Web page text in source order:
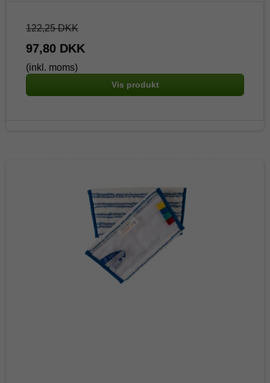
122,25 DKK
97,80 DKK
(inkl. moms)
Vis produkt